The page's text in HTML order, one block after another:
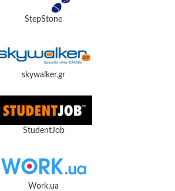
StepStone
skywalker.gr
StudentJob
Work.ua